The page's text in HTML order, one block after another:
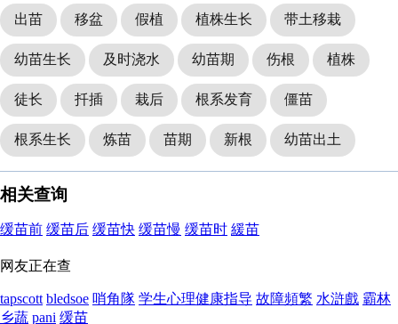
出苗 移盆 假植 植株生长 带土移栽
幼苗生长 及时浇水 幼苗期 伤根 植株
徒长 扦插 栽后 根系发育 僵苗
根系生长 炼苗 苗期 新根 幼苗出土
相关查询
缓苗前 缓苗后 缓苗快 缓苗慢 缓苗时 緩苗
网友正在查
tapscott bledsoe 哨角隊 学生心理健康指导 故障頻繁 水滸戲 霸林
乡蔬 pani 缓苗